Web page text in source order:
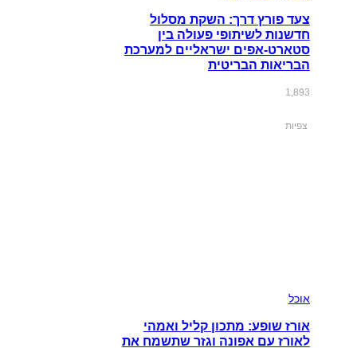
צעד פורץ דרך: השקת מסלול
חדשנות לשיתופי פעולה בין
סטארט-אפים ישראליים למערכת
הבריאות הבריטית
1,893
צפיות
אוכל
אורז שופע: מתכון קליל ואמהי
לאורז עם אפונה וגזר שתשמח את